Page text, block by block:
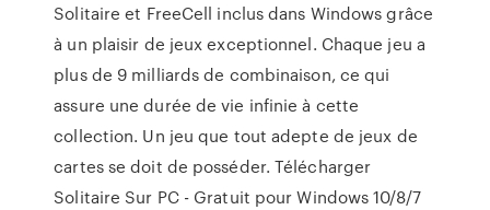
Solitaire et FreeCell inclus dans Windows grâce
à un plaisir de jeux exceptionnel. Chaque jeu a
plus de 9 milliards de combinaison, ce qui
assure une durée de vie infinie à cette
collection. Un jeu que tout adepte de jeux de
cartes se doit de posséder. Télécharger
Solitaire Sur PC - Gratuit pour Windows 10/8/7